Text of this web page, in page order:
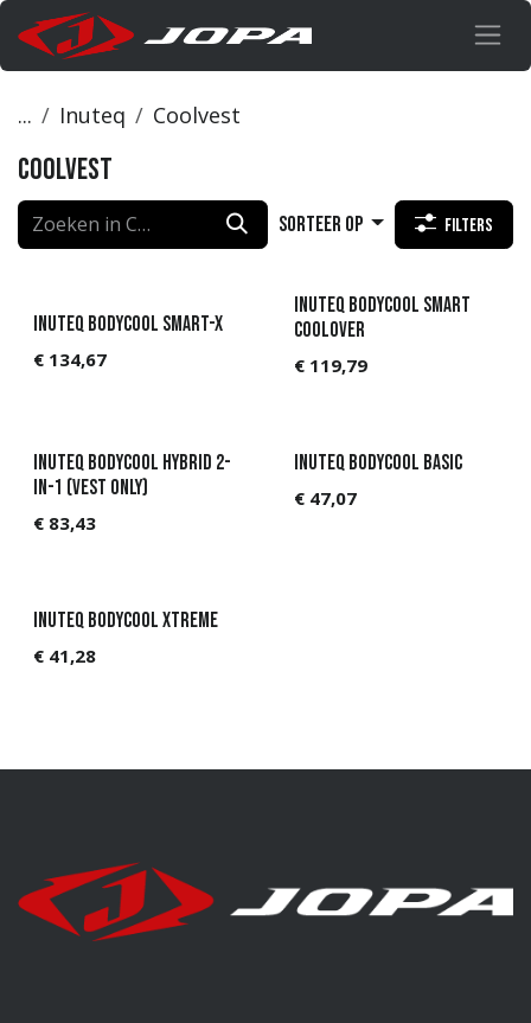
Overslaan naar inhoud
... Inuteq Coolvest
Coolvest
Sorteer op Filters
Grey Sold out
Inuteq Bodycool Smart-X
€ 134,67
Inuteq Bodycool Smart
Coolover
€ 119,79
Inuteq Bodycool Hybrid 2-
IN-1 (vest only)
€ 83,43 Sold out Summer 2026
Inuteq Bodycool Basic
€ 47,07
Sold out Summer 2026
Inuteq Bodycool Xtreme
€ 41,28